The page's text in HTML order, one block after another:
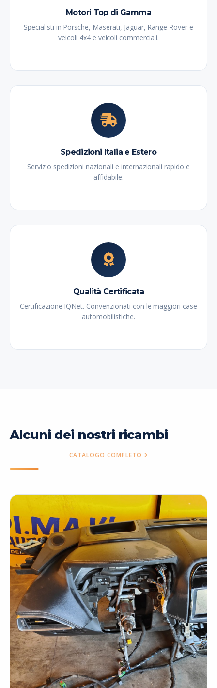
Motori Top di Gamma
Specialisti in Porsche, Maserati, Jaguar, Range Rover e
veicoli 4x4 e veicoli commerciali.
Spedizioni Italia e Estero
Servizio spedizioni nazionali e internazionali rapido e
affidabile.
Qualità Certificata
Certificazione IQNet. Convenzionati con le maggiori case
automobilistiche.
Alcuni dei nostri ricambi
CATALOGO COMPLETO